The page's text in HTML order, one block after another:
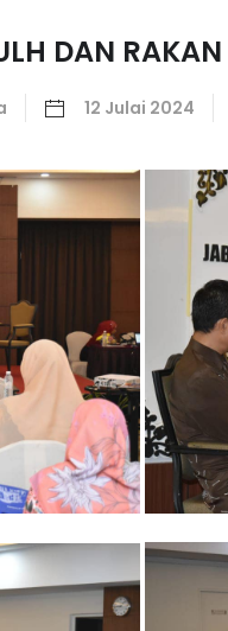
DAN
12 Julai 2024